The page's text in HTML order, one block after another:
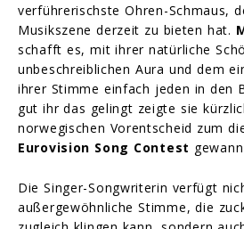
verführerischste Ohren-Schmaus,
Musikszene derzeit zu bieten hat.
schafft es, mit ihrer natürliche
unbeschreiblichen Aura und dem
ihrer Stimme einfach jeden in den
gut ihr das gelingt zeigte sie
norwegischen Vorentscheid zum
Eurovision Song Contest gewann
Die Singer-Songwriterin verfügt
außergewöhnliche Stimme, die